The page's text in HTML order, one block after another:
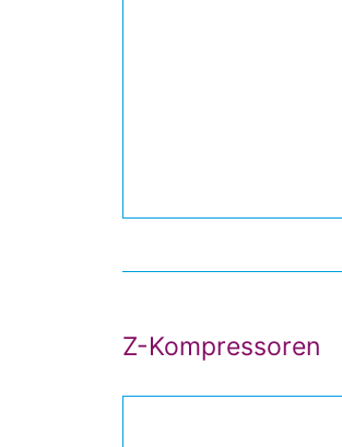
Z-Kompressoren